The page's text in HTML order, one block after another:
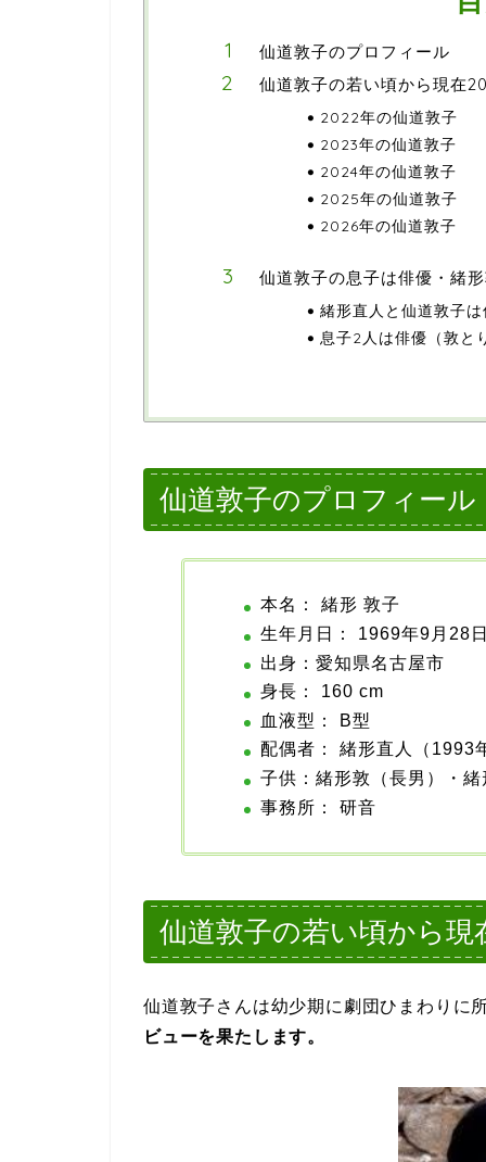
仙道敦子のプロフィール
仙道敦子の若い頃から現在
2022年の仙道敦子
2023年の仙道敦子
2024年の仙道敦子
2025年の仙道敦子
2026年の仙道敦子
仙道敦子の息子は俳優・緒
緒形直人と仙道敦子
息子2人は俳優（敦と
仙道敦子のプロフィール
本名： 緒形 敦子
生年月日： 1969年9月28
出身：愛知県名古屋市
身長： 160 cm
血液型： B型
配偶者： 緒形直人（1993
子供：緒形敦（長男）・
事務所： 研音
仙道敦子の若い頃から現
仙道敦子さんは幼少期に劇団ひまわりに
ビューを果たします。